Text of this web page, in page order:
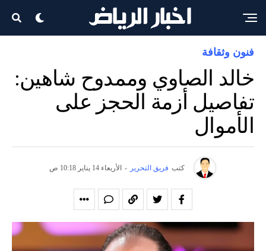
فنون وثقافة
خالد الصاوي وممدوح شاهين:
تفاصيل أزمة الحجز على
الأموال
كتب فريق التحرير - الأربعاء 14 يناير 10:18 ص